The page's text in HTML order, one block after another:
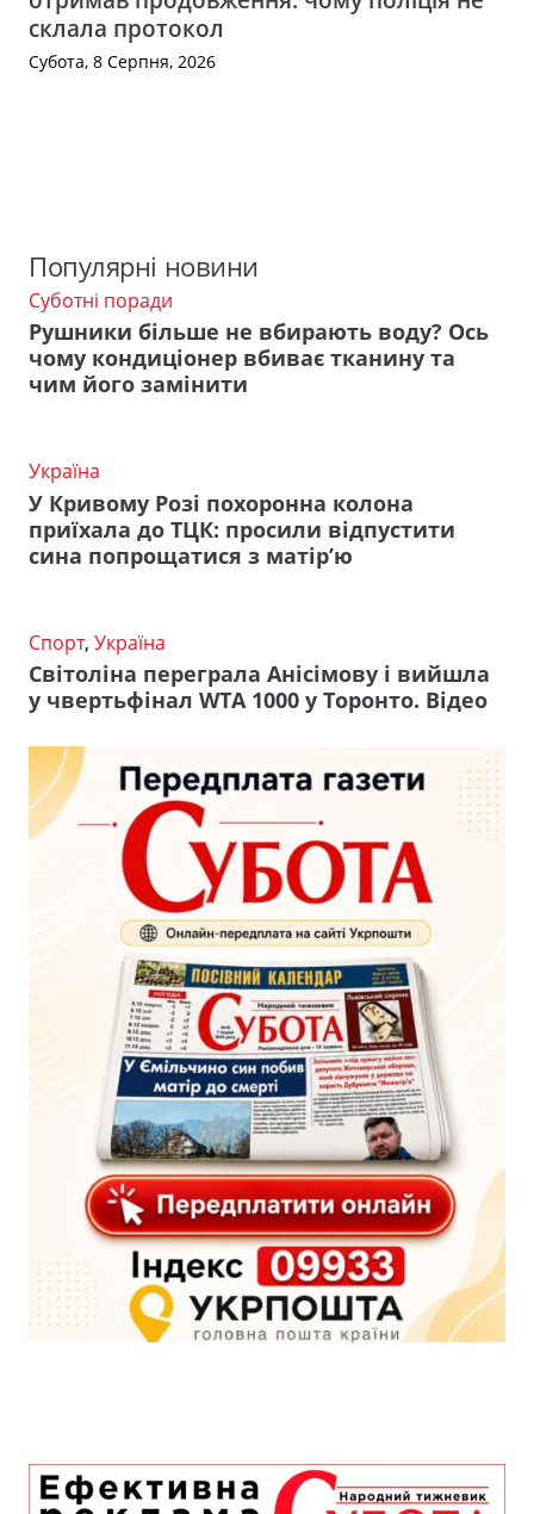
склала протокол
Субота, 8 Серпня, 2026
Популярні новини
Суботні поради
Рушники більше не вбирають воду? Ось
чому кондиціонер вбиває тканину та
чим його замінити
Україна
У Кривому Розі похоронна колона
приїхала до ТЦК: просили відпустити
сина попрощатися з матір’ю
Спорт, Україна
Світоліна переграла Анісімову і вийшла
у чвертьфінал WTA 1000 у Торонто. Відео